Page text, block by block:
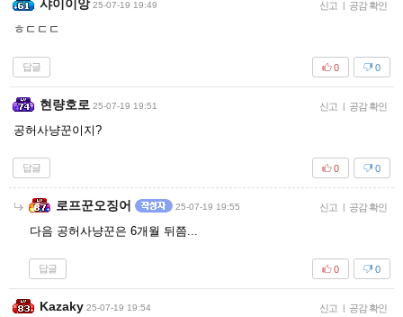
샤이이앙 25-07-19 19:49 신고 공감 확인
ㅎㄷㄷㄷ
답글 0
0
현량호로 25-07-19 19:51 신고 공감 확인
공허사냥꾼이지?
답글 0
0
로프꾼오징어 25-07-19 19:55 신고 공감 확인
다음 공허사냥꾼은 6개월 뒤쯤...
답글 0
0
Kazaky 25-07-19 19:54 신고 공감 확인